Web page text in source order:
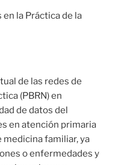
en la Práctica de la
de las redes de
(PBRN) en
de datos del
en atención primaria
medicina familiar, ya
o enfermedades y